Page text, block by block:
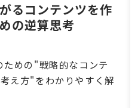
るコンテンツを作
の逆算思考
ための"戦略的なコンテ
え方"をわかりやすく解